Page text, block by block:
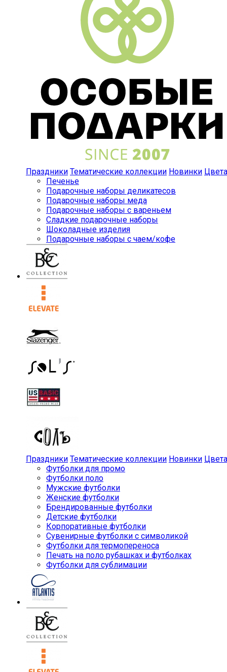
Праздники Тематические коллекции Новинки Цвета
Печенье
Подарочные наборы деликатесов
Подарочные наборы меда
Подарочные наборы с вареньем
Сладкие подарочные наборы
Шоколадные изделия
Подарочные наборы с чаем/кофе
Праздники Тематические коллекции Новинки Цвета
Футболки для промо
Футболки поло
Мужские футболки
Женские футболки
Брендированные футболки
Детские футболки
Корпоративные футболки
Сувенирные футболки с символикой
Футболки для термопереноса
Печать на поло рубашках и футболках
Футболки для сублимации